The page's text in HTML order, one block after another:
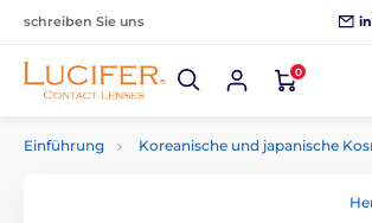
schreiben Sie uns
0
Einführung Koreanische und japanische